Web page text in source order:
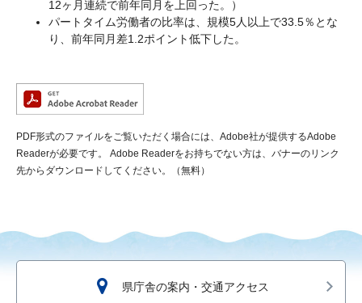
12ヶ月連続で前年同月を上回った。）
パートタイム労働者の比率は、規模5人以上で33.5％とな
り、前年同月差1.2ポイント低下した。
PDF形式のファイルをご覧いただく場合には、Adobe社が提供するAdobe
Readerが必要です。
Adobe Readerをお持ちでない方は、バナーのリンク
先からダウンロードしてください。（無料）
県庁舎の案内・交通アクセス